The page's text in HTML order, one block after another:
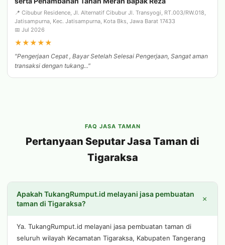
📍 Cibubur Residence, Jl. Alternatif Cibubur Jl. Transyogi, RT.003/RW.018,
Jatisampurna, Kec. Jatisampurna, Kota Bks, Jawa Barat 17433
📅 Jul 2026
★★★★★
"Pengerjaan Cepat , Bayar Setelah Selesai Pengerjaan, Sangat aman
transaksi dengan tukang..."
FAQ JASA TAMAN
Pertanyaan Seputar Jasa Taman di
Tigaraksa
Apakah TukangRumput.id melayani jasa pembuatan
taman di Tigaraksa?
+
Ya. TukangRumput.id melayani jasa pembuatan taman di
seluruh wilayah Kecamatan Tigaraksa, Kabupaten Tangerang